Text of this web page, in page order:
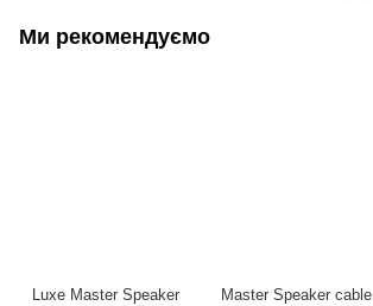
Ми рекомендуємо
Luxe Master Speaker
Master Speaker cable